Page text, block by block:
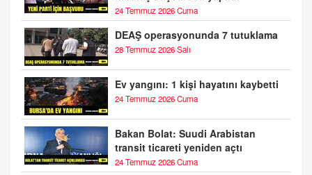
24 Temmuz 2026 Cuma
DEAŞ operasyonunda 7 tutuklama
28 Temmuz 2026 Salı
Ev yangını: 1 kişi hayatını kaybetti
24 Temmuz 2026 Cuma
Bakan Bolat: Suudi Arabistan
transit ticareti yeniden açtı
24 Temmuz 2026 Cuma